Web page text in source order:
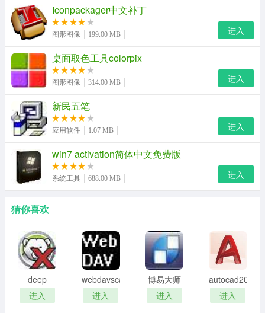
星火英语四级算分器使用方法
用户只需在该英语四级分数计算器填写核对正确答案后的
正确个数即可估算出最后得分了。
星火英语四级算分器与大学英语四级算分器对比
大学英语四级算分器是一种专门计算大学英语四级和英语
六级的计算成绩仪器，用大学英语四级算分器能够更加有
学生更好地了解自己的考试成绩情况，不会造成大学英语
四级考试的考生们成绩出现误差
星火英语四级算分器是一款简单的英语分数计算工具，考
生核对标准答案后，将正确的个数核对后就可以计算出总
分了，操作简单使用方便。
Iconpackager中文补丁
图形图像 199.00 MB 进入
桌面取色工具colorpix
图形图像 314.00 MB 进入
新民五笔
应用软件 1.07 MB 进入
win7 activation简体中文免费版
系统工具 688.00 MB 进入
猜你喜欢
deep
freeze
password
进入
webdavscan
客户端
(web漏洞
进入
博易大师
资管版
进入
autocad2002
迷你版
进入